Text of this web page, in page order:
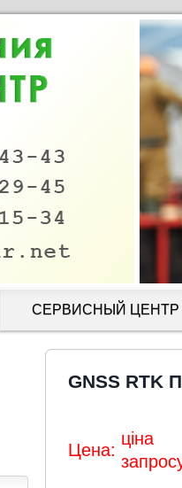
СЕРВИСНЫЙ ЦЕНТР
GNSS RTK
Цена: